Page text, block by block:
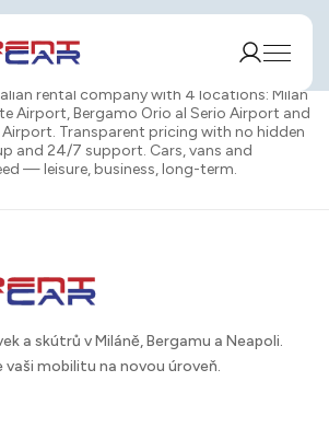
rental company with 4 locations: Milan
Airport, Bergamo Orio al Serio Airport and
Transparent pricing with no hidden
and 24/7 support. Cars, vans and
— leisure, business, long-term.
a skútrů v Miláně, Bergamu a Neapoli.
vaši mobilitu na novou úroveň.